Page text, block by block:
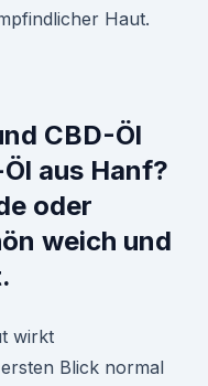
Haut.
CBD-Öl
aus Hanf?
oder
weich und
wirkt
Blick normal